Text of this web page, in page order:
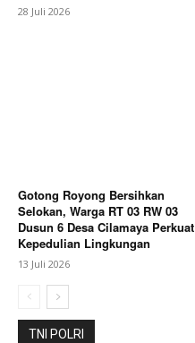
28 Juli 2026
Gotong Royong Bersihkan
Selokan, Warga RT 03 RW 03
Dusun 6 Desa Cilamaya Perkuat
Kepedulian Lingkungan
13 Juli 2026
TNI POLRI